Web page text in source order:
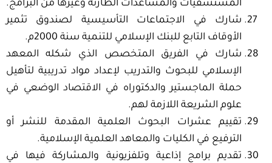
المستشفيات والمساعدات الطارئة وغيرها من البرامج.
شارك في الاجتماعات التأسيسية لصندوق تثمير
الأوقاف التابع للبنك الإسلامي للتنمية سنة 2000م.
شارك في الفريق المتخصص الذي شكله المعهد
الإسلامي للبحوث والتدريب لإعداد مواد تدريبية لتأهيل
حملة الماجستير والدكتوراه في الاقتصاد الوضعي في
علوم الشريعة اللازمة لهم.
تقييم عشرات البحوث العلمية المقدمة للنشر أو
الترفيع في الكليات والمعاهد العلمية الإسلامية.
تقديم برامج إذاعية وتلفزيونية والمشاركة فيها في